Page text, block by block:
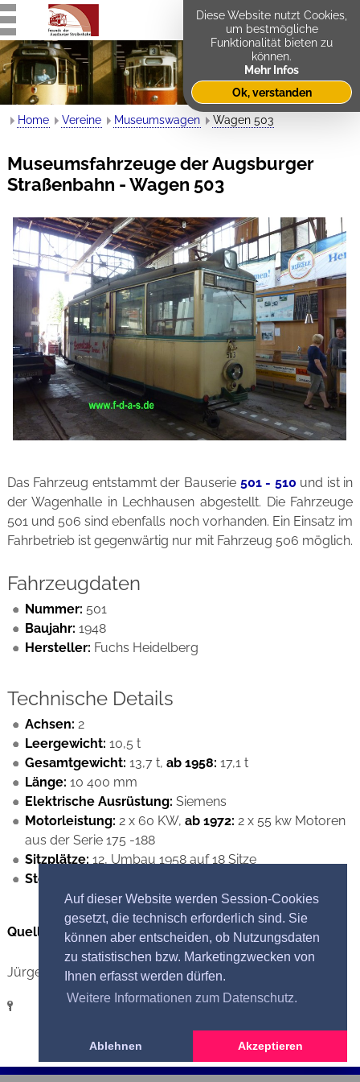
Auf dieser Website werden Session-Cookies
gesetzt, die technisch erforderlich sind. Sie
können aber entscheiden, ob Nutzungsdaten
zu statistischen bzw. Marketingzwecken von
Ihnen erfasst werden dürfen.
Weitere Informationen zum Datenschutz.
Ablehnen Akzeptieren
Home Vereine Museumswagen Wagen 503
Museumsfahrzeuge der Augsburger
Straßenbahn - Wagen 503
Das Fahrzeug entstammt der Bauserie 501 - 510 und ist in
der Wagenhalle in Lechhausen abgestellt. Die Fahrzeuge
501 und 506 sind ebenfalls noch vorhanden. Ein Einsatz im
Fahrbetrieb ist gegenwärtig nur mit Fahrzeug 506 möglich.
Fahrzeugdaten
Nummer: 501
Baujahr:1948
Hersteller: Fuchs Heidelberg
Technische Details
Achsen: 2
Leergewicht: 10,5 t
Gesamtgewicht: 13,7 t,ab 1958: 17,1 t
Länge: 10 400 mm
Elektrische Ausrüstung: Siemens
Motorleistung: 2 x 60 KW,ab 1972: 2 x 55 kw Motoren
aus der Serie 175 -188
Sitzplätze: 12, Umbau 1958 auf 18 Sitze
Stehplätze:
Quellennachweis Bild
Jürgen Steinbrecher
Diese Website nutzt Cookies,
um bestmögliche
Funktionalität bieten zu
können.
Mehr Infos
Ok, verstanden